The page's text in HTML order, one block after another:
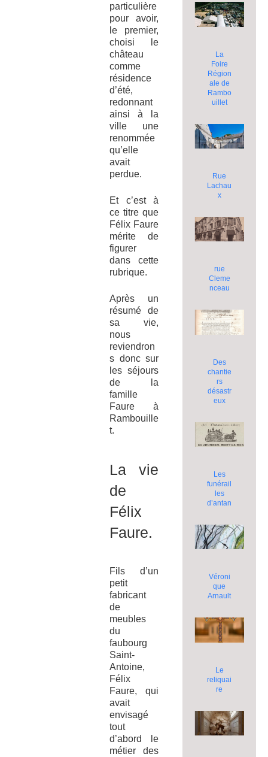
particulière
pour avoir,
le premier,
choisi le
château
comme
résidence
d’été,
redonnant
ainsi à la
ville une
renommée
qu’elle
avait
perdue.
Et c’est à
ce titre que
Félix Faure
mérite de
figurer
dans cette
rubrique.
Après un
résumé de
sa vie,
nous
reviendron
s donc sur
les séjours
de la
famille
Faure à
Rambouille
t.
La vie
de
Félix
Faure.
Fils d’un
petit
fabricant
de
meubles
du
faubourg
Saint-
Antoine,
Félix
Faure, qui
avait
envisagé
tout
d’abord le
métier des
La
Foire
Région
ale de
Rambo
uillet
Rue
Lachau
x
rue
Cleme
nceau
Des
chantie
rs
désastr
eux
Les
funérail
les
d’antan
Véroni
que
Arnault
Le
reliquai
re